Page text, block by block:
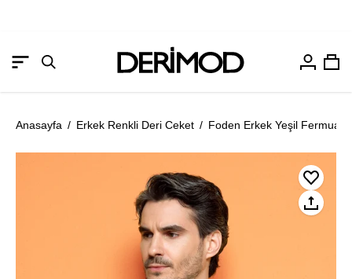
GezinmeArama
Hesabım
Anasayfa / Erkek Renkli Deri Ceket / Foden Erkek Yeşil